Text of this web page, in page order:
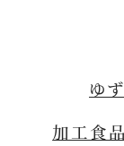
ゆ
加工食